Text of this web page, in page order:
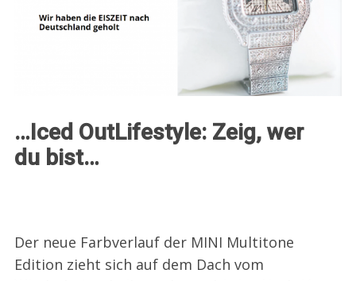
…Iced OutLifestyle: Zeig, wer
du bist…
Der neue Farbverlauf der MINI Multitone
Edition zieht sich auf dem Dach vom